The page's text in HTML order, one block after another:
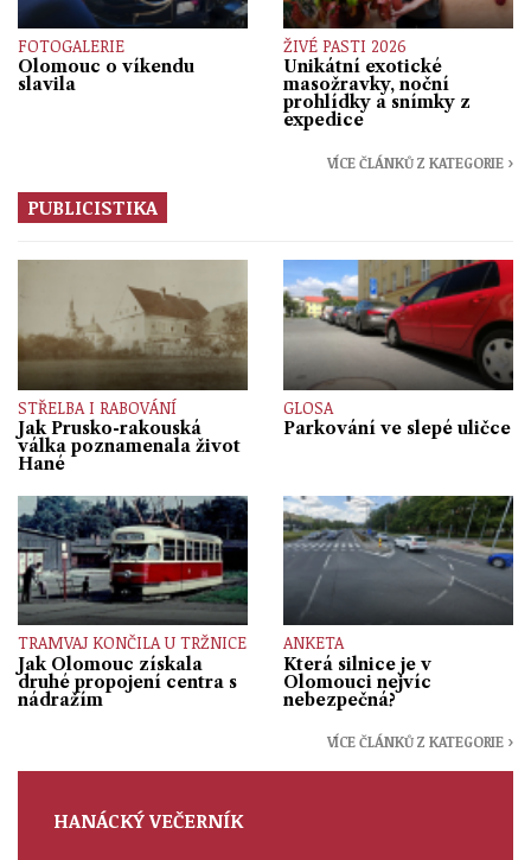
FOTOGALERIE
Olomouc o víkendu
slavila
ŽIVÉ PASTI 2026
Unikátní exotické
masožravky, noční
prohlídky a snímky z
expedice
VÍCE ČLÁNKŮ Z KATEGORIE ›
PUBLICISTIKA
STŘELBA I RABOVÁNÍ
Jak Prusko-rakouská
válka poznamenala život
Hané
GLOSA
Parkování ve slepé uličce
TRAMVAJ KONČILA U TRŽNICE
Jak Olomouc získala
druhé propojení centra s
nádražím
ANKETA
Která silnice je v
Olomouci nejvíc
nebezpečná?
VÍCE ČLÁNKŮ Z KATEGORIE ›
HANÁCKÝ VEČERNÍK